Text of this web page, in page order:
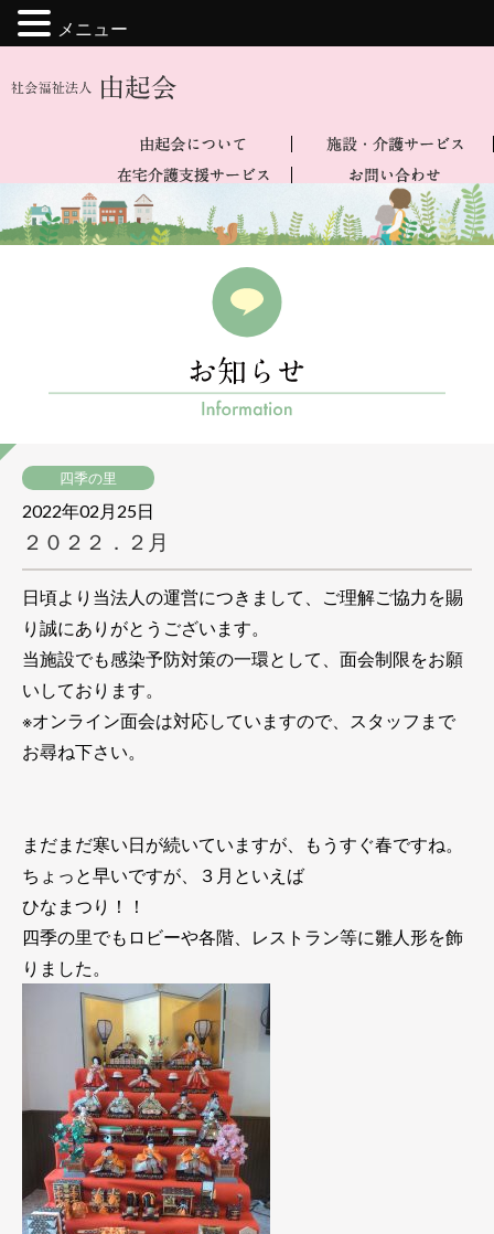
四季の里
2022年02月25日
２０２２．２月
日頃より当法人の運営につきまして、ご理解ご協力を賜
り誠にありがとうございます。
当施設でも感染予防対策の一環として、面会制限をお願
いしております。
※オンライン面会は対応していますので、スタッフまで
お尋ね下さい。
まだまだ寒い日が続いていますが、もうすぐ春ですね。
ちょっと早いですが、３月といえば
ひなまつり！！
四季の里でもロビーや各階、レストラン等に雛人形を飾
りました。
メニュー